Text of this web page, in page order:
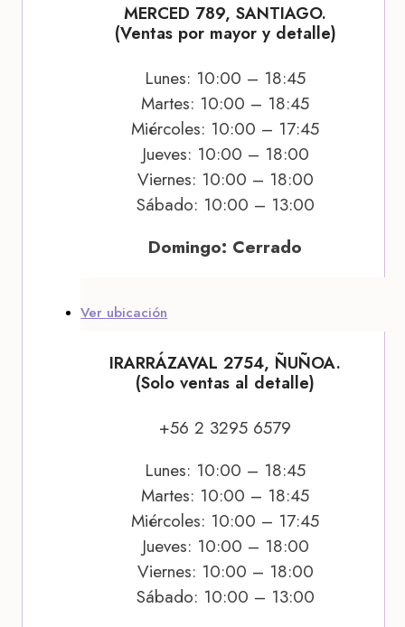
MERCED 789, SANTIAGO.
(Ventas por mayor y detalle)
Lunes: 10:00 – 18:45
Martes: 10:00 – 18:45
Miércoles: 10:00 – 17:45
Jueves: 10:00 – 18:00
Viernes: 10:00 – 18:00
Sábado: 10:00 – 13:00
Domingo: Cerrado
Ver ubicación
IRARRÁZAVAL 2754, ÑUÑOA.
(Solo ventas al detalle)
+56 2 3295 6579
Lunes: 10:00 – 18:45
Martes: 10:00 – 18:45
Miércoles: 10:00 – 17:45
Jueves: 10:00 – 18:00
Viernes: 10:00 – 18:00
Sábado: 10:00 – 13:00